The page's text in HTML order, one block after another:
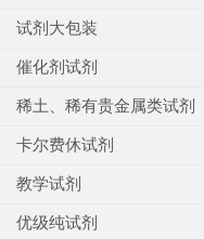
试剂大包装
催化剂试剂
稀土、稀有贵金属类试剂
卡尔费休试剂
教学试剂
优级纯试剂